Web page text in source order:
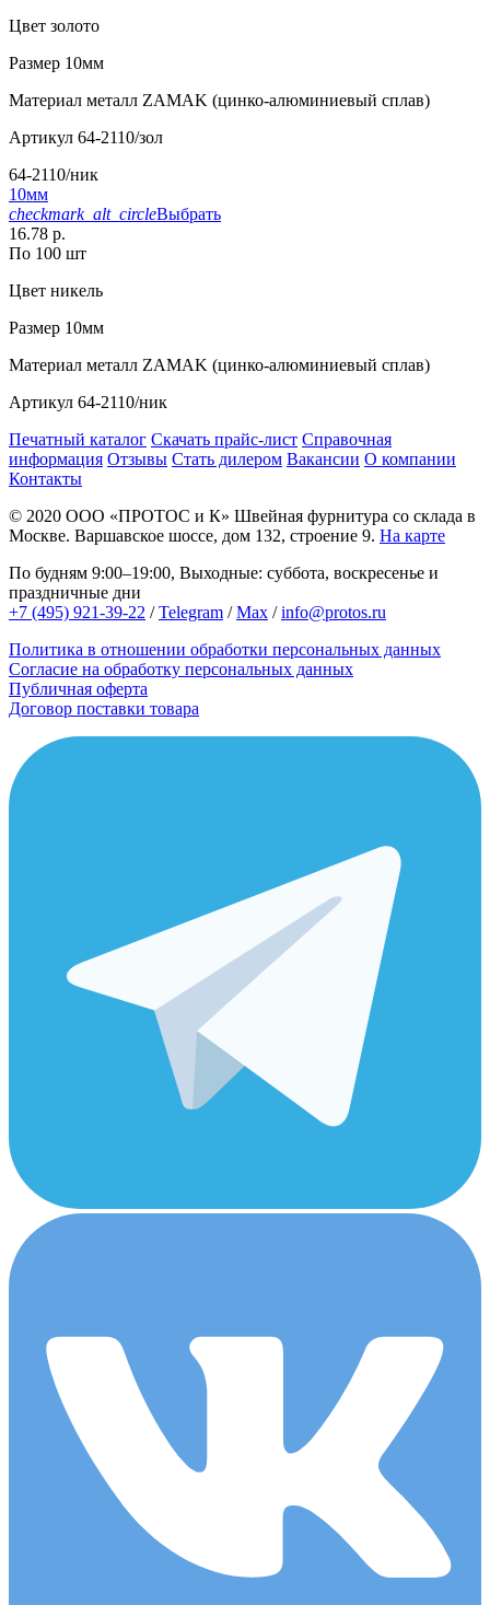
Цвет золото
Размер 10мм
Материал металл ZAMAK (цинко-алюминиевый сплав)
Артикул 64-2110/зол
64-2110/ник
10мм
checkmark_alt_circleВыбрать
16.78 р.
По 100 шт
Цвет никель
Размер 10мм
Материал металл ZAMAK (цинко-алюминиевый сплав)
Артикул 64-2110/ник
Печатный каталог Скачать прайс-лист Справочная
информация Отзывы Стать дилером Вакансии О компании
Контакты
© 2020 ООО «ПРОТОС и К» Швейная фурнитура со склада в
Москве. Варшавское шоссе, дом 132, строение 9. На карте
По будням 9:00–19:00, Выходные: суббота, воскресенье и
праздничные дни
+7 (495) 921-39-22 /Telegram /Max /info@protos.ru
Политика в отношении обработки персональных данных
Согласие на обработку персональных данных
Публичная оферта
Договор поставки товара